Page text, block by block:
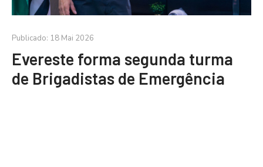
Publicado: 18 Mai 2026
Evereste forma segunda turma
de Brigadistas de Emergência